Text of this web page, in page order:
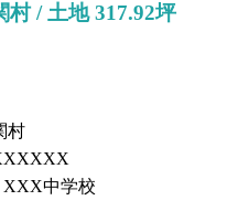
村 / 土地 317.92坪
村
XXX中学校